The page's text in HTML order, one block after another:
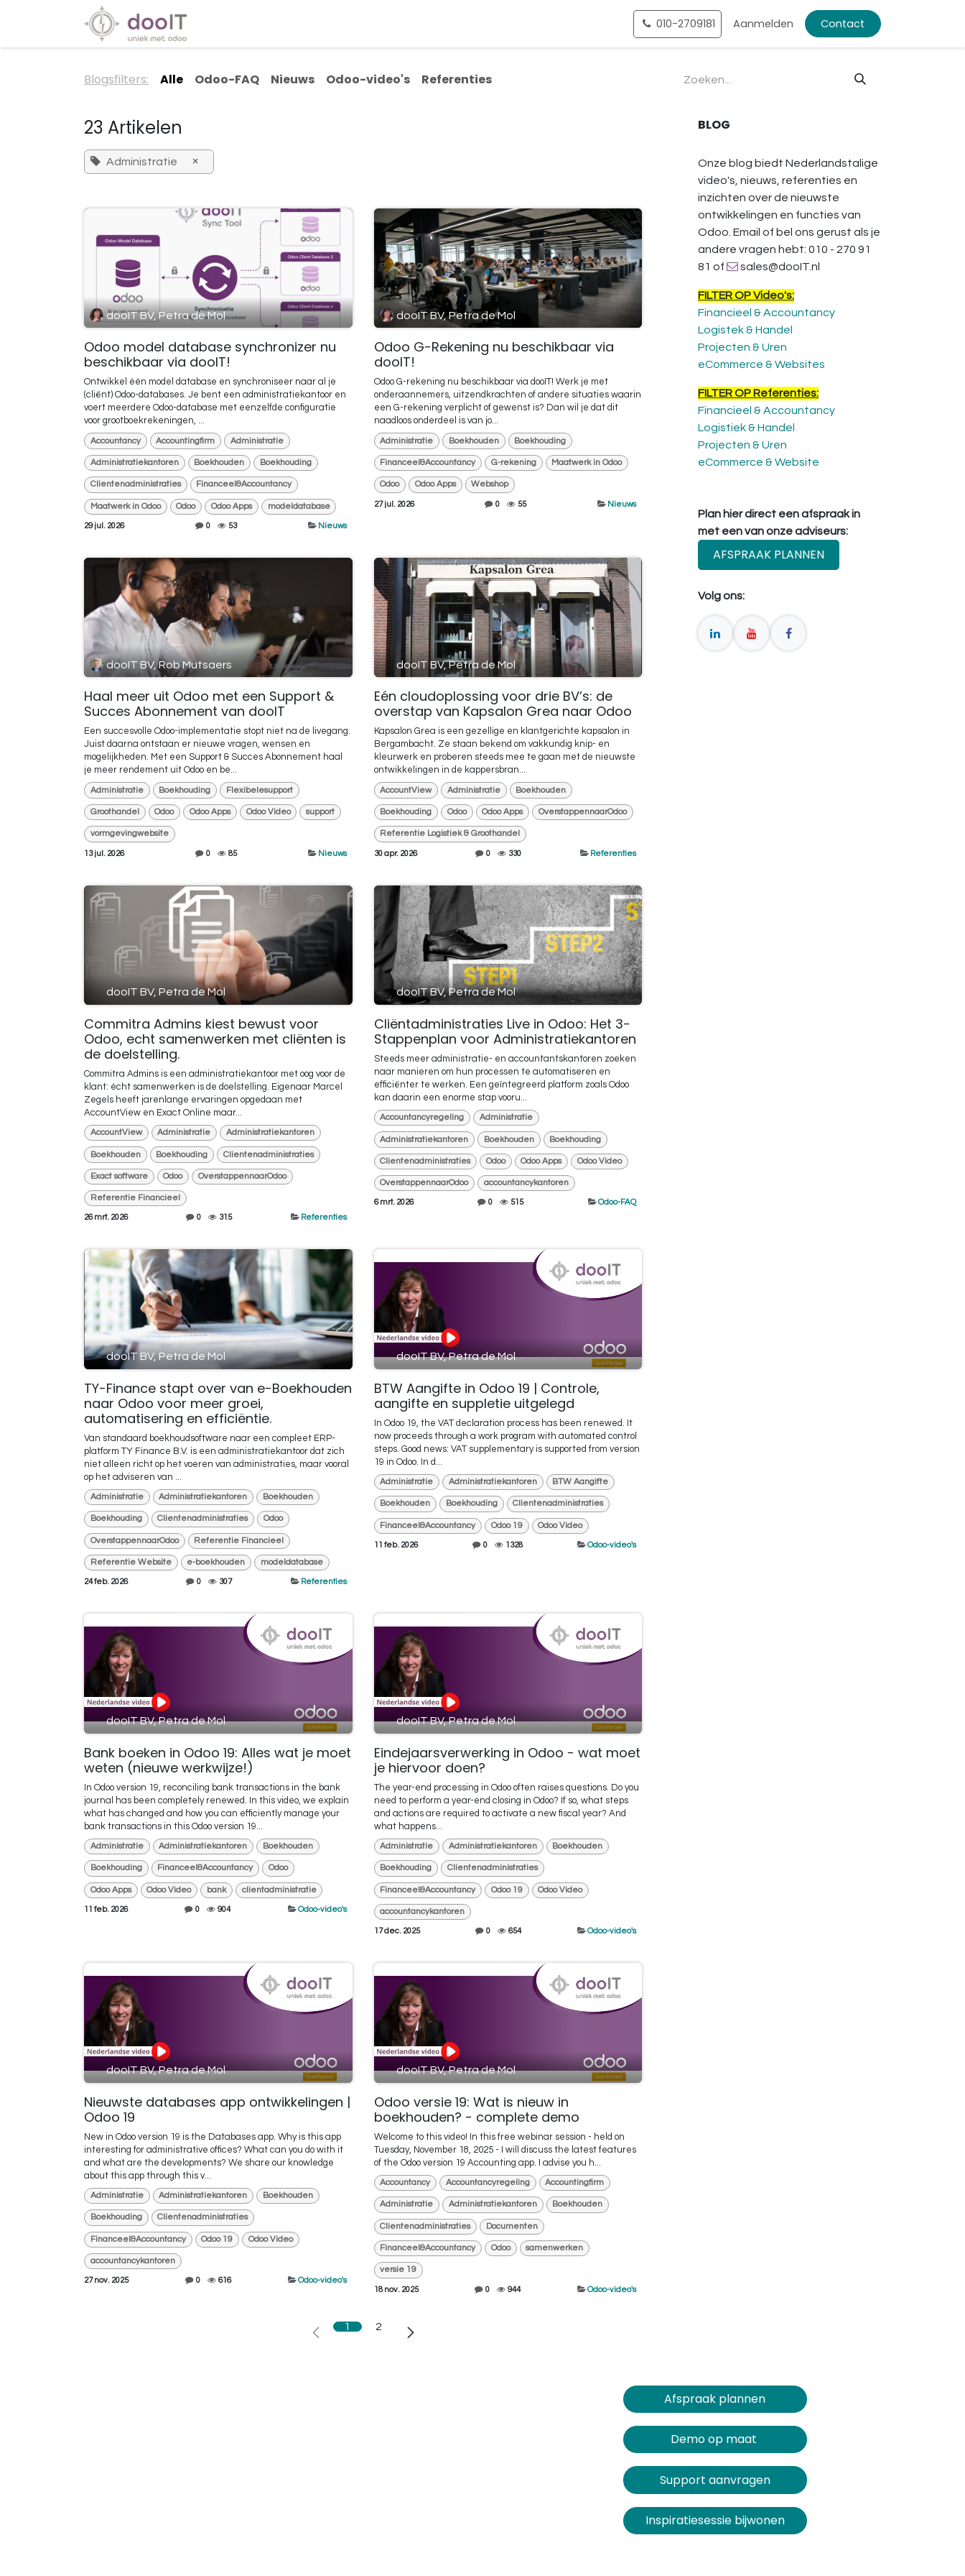
Overslaan naar inhoud
Contact Shop
010-2709181 Aanmelden Contact
Blogsfilters: Alle Odoo-FAQ Nieuws Odoo-video's Referenties
23 Artikelen
Administratie ×
dooIT BV, Petra de Mol
Odoo model database synchronizer nu
beschikbaar via dooIT!
Ontwikkel één model database en synchroniseer naar al je
(cliënt) Odoo-databases. Je bent een administratiekantoor en
voert meerdere Odoo-database met eenzelfde configuratie
voor grootboekrekeningen, ...
Accountancy Accountingfirm Administratie
Administratiekantoren Boekhouden Boekhouding
Clientenadministraties Financeel&Accountancy
Maatwerk in Odoo Odoo Odoo Apps modeldatabase
29 jul. 2026 0 53 Nieuws
dooIT BV, Petra de Mol
Odoo G-Rekening nu beschikbaar via
dooIT!
Odoo G-rekening nu beschikbaar via dooIT! Werk je met
onderaannemers, uitzendkrachten of andere situaties waarin
een G-rekening verplicht of gewenst is? Dan wil je dat dit
naadloos onderdeel is van jo...
Administratie Boekhouden Boekhouding
Financeel&Accountancy G-rekening Maatwerk in Odoo
Odoo Odoo Apps Webshop
27 jul. 2026 0 55 Nieuws
dooIT BV, Rob Mutsaers
Haal meer uit Odoo met een Support &
Succes Abonnement van dooIT
Een succesvolle Odoo-implementatie stopt niet na de livegang.
Juist daarna ontstaan er nieuwe vragen, wensen en
mogelijkheden. Met een Support & Succes Abonnement haal
je meer rendement uit Odoo en be...
Administratie Boekhouding Flexibelesupport
Groothandel Odoo Odoo Apps Odoo Video support
vormgevingwebsite
13 jul. 2026 0 85 Nieuws
dooIT BV, Petra de Mol
Eén cloudoplossing voor drie BV’s: de
overstap van Kapsalon Grea naar Odoo
Kapsalon Grea is een gezellige en klantgerichte kapsalon in
Bergambacht. Ze staan bekend om vakkundig knip- en
kleurwerk en proberen steeds mee te gaan met de nieuwste
ontwikkelingen in de kappersbran...
AccountView Administratie Boekhouden
Boekhouding Odoo Odoo Apps OverstappennaarOdoo
Referentie Logistiek & Groothandel
30 apr. 2026 0 330 Referenties
dooIT BV, Petra de Mol
Commitra Admins kiest bewust voor
Odoo, echt samenwerken met cliënten is
de doelstelling.
Commitra Admins is een administratiekantoor met oog voor de
klant: écht samenwerken is de doelstelling. Eigenaar Marcel
Zegels heeft jarenlange ervaringen opgedaan met
AccountView en Exact Online maar...
AccountView Administratie Administratiekantoren
Boekhouden Boekhouding Clientenadministraties
Exact software Odoo OverstappennaarOdoo
Referentie Financieel
26 mrt. 2026 0 315 Referenties
dooIT BV, Petra de Mol
Cliëntadministraties Live in Odoo: Het 3-
Stappenplan voor Administratiekantoren
Steeds meer administratie- en accountantskantoren zoeken
naar manieren om hun processen te automatiseren en
efficiënter te werken. Een geïntegreerd platform zoals Odoo
kan daarin een enorme stap vooru...
Accountancyregeling Administratie
Administratiekantoren Boekhouden Boekhouding
Clientenadministraties Odoo Odoo Apps Odoo Video
OverstappennaarOdoo accountancykantoren
6 mrt. 2026 0 515 Odoo-FAQ
dooIT BV, Petra de Mol
TY-Finance stapt over van e-Boekhouden
naar Odoo voor meer groei,
automatisering en efficiëntie.
Van standaard boekhoudsoftware naar een compleet ERP-
platform TY Finance B.V. is een administratiekantoor dat zich
niet alleen richt op het voeren van administraties, maar vooral
op het adviseren van ...
Administratie Administratiekantoren Boekhouden
Boekhouding Clientenadministraties Odoo
OverstappennaarOdoo Referentie Financieel
Referentie Website e-boekhouden modeldatabase
24 feb. 2026 0 307 Referenties
dooIT BV, Petra de Mol
BTW Aangifte in Odoo 19 | Controle,
aangifte en suppletie uitgelegd
In Odoo 19, the VAT declaration process has been renewed. It
now proceeds through a work program with automated control
steps. Good news: VAT supplementary is supported from version
19 in Odoo. In d...
Administratie Administratiekantoren BTW Aangifte
Boekhouden Boekhouding Clientenadministraties
Financeel&Accountancy Odoo 19 Odoo Video
11 feb. 2026 0 1328 Odoo-video's
dooIT BV, Petra de Mol
Bank boeken in Odoo 19: Alles wat je moet
weten (nieuwe werkwijze!)
In Odoo version 19, reconciling bank transactions in the bank
journal has been completely renewed. In this video, we explain
what has changed and how you can efficiently manage your
bank transactions in this Odoo version 19...
Administratie Administratiekantoren Boekhouden
Boekhouding Financeel&Accountancy Odoo
Odoo Apps Odoo Video bank clientadministratie
11 feb. 2026 0 904 Odoo-video's
dooIT BV, Petra de Mol
Eindejaarsverwerking in Odoo - wat moet
je hiervoor doen?
The year-end processing in Odoo often raises questions. Do you
need to perform a year-end closing in Odoo? If so, what steps
and actions are required to activate a new fiscal year? And
what happens...
Administratie Administratiekantoren Boekhouden
Boekhouding Clientenadministraties
Financeel&Accountancy Odoo 19 Odoo Video
accountancykantoren
17 dec. 2025 0 654 Odoo-video's
dooIT BV, Petra de Mol
Nieuwste databases app ontwikkelingen |
Odoo 19
New in Odoo version 19 is the Databases app. Why is this app
interesting for administrative offices? What can you do with it
and what are the developments? We share our knowledge
about this app through this v...
Administratie Administratiekantoren Boekhouden
Boekhouding Clientenadministraties
Financeel&Accountancy Odoo 19 Odoo Video
accountancykantoren
27 nov. 2025 0 616 Odoo-video's
dooIT BV, Petra de Mol
Odoo versie 19: Wat is nieuw in
boekhouden? - complete demo
Welcome to this video! In this free webinar session - held on
Tuesday, November 18, 2025 - I will discuss the latest features
of the Odoo version 19 Accounting app. I advise you h...
Accountancy Accountancyregeling Accountingfirm
Administratie Administratiekantoren Boekhouden
Clientenadministraties Documenten
Financeel&Accountancy Odoo samenwerken
versie 19
18 nov. 2025 0 944 Odoo-video's
1 2
BLOG
Onze blog biedt Nederlandstalige
video's, nieuws, referenties en
inzichten over de nieuwste
ontwikkelingen en functies van
Odoo. Email of bel ons gerust als je
andere vragen hebt: 010 - 270 91
81 of
sales@dooIT.nl
FILTER OP Video's:
Financieel & Accountancy
Logistek & Handel
Projecten & Uren
eCommerce & Websites
FILTER OP Referenties:
Financieel & Accountancy
Logistiek & Handel
Projecten & Uren
eCommerce & Website
Plan hier direct een afspraak in
met een van onze adviseurs:
AFSPRAAK PLANNEN
Volg ons:
Afspraak plannen​​​​
Demo op maat
Support aanvragen
Inspiratiesessie bijwonen